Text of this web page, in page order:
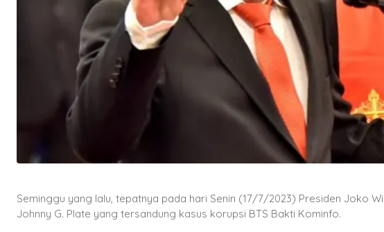
Seminggu yang lalu, tepatnya pada hari Senin (17/7/2023) Presiden Joko
Johnny G. Plate yang tersandung kasus korupsi BTS Bakti Kominfo.